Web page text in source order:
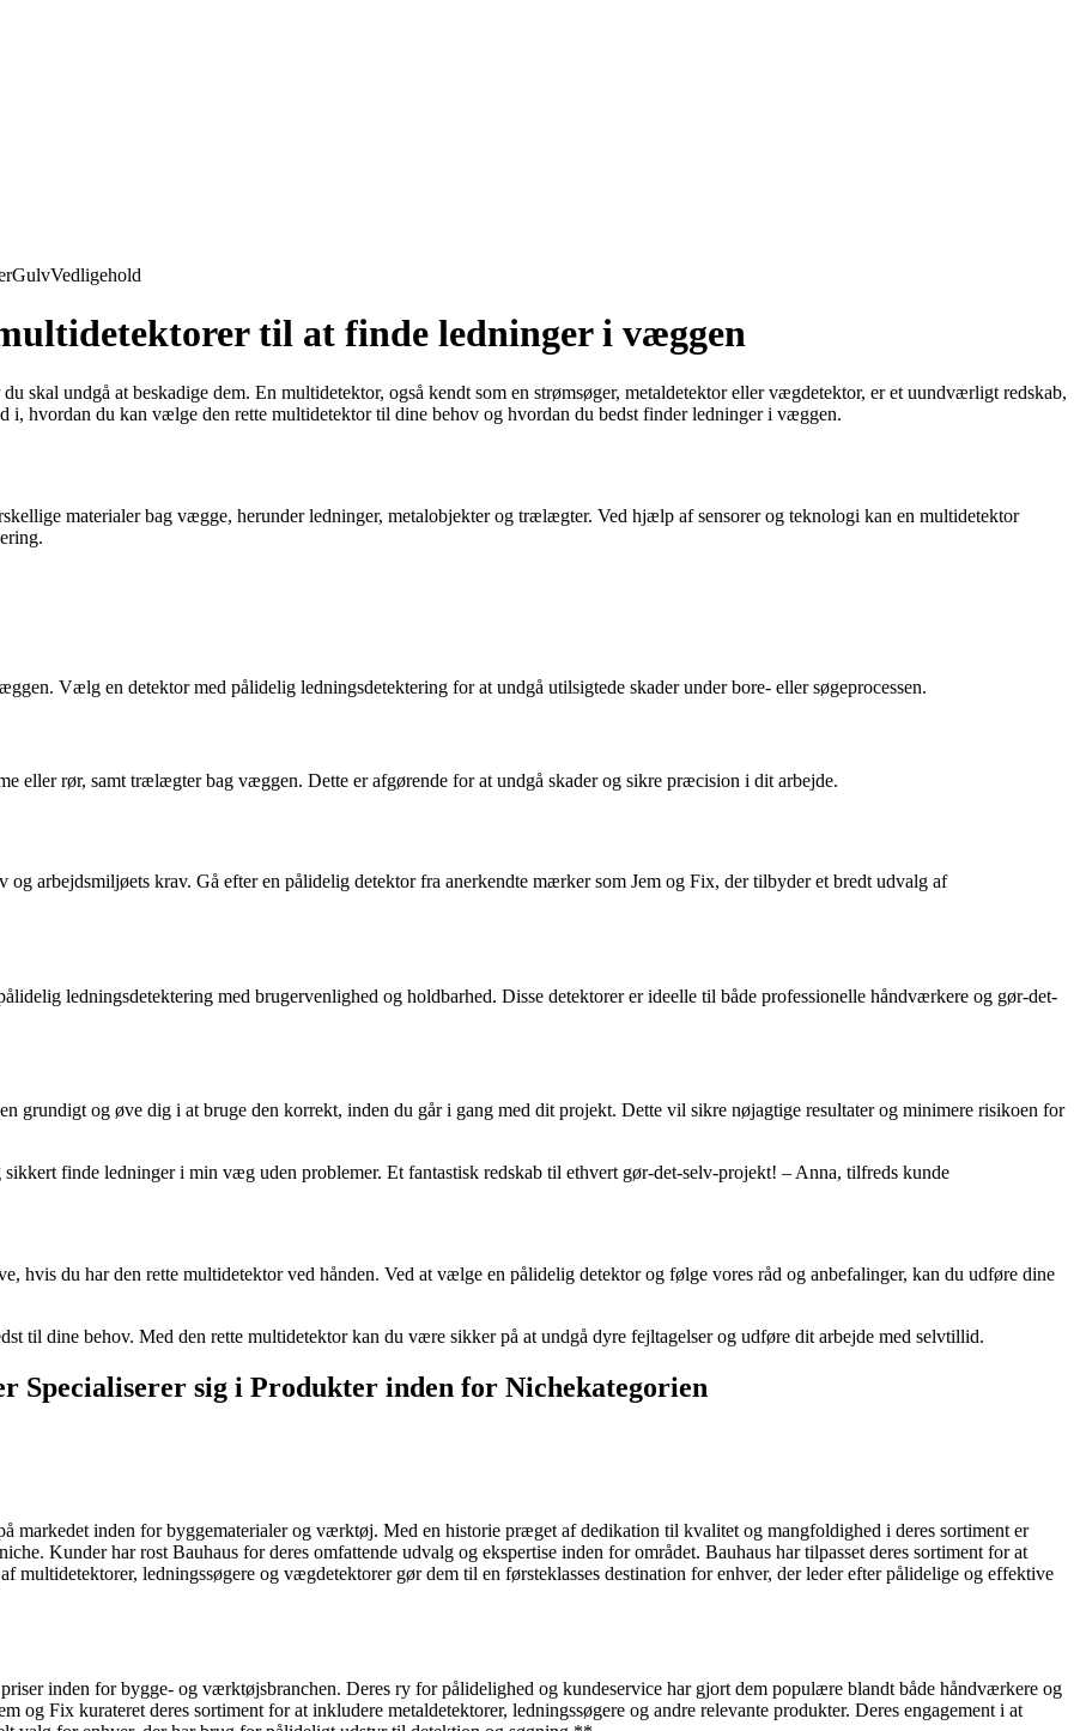
GulvVedligehold
til at finde ledninger i væggen
skal undgå at beskadige dem. En multidetektor, også kendt som en strømsøger, metaldetektor eller vægdetektor, er et uundværligt redskab,
i, hvordan du kan vælge den rette multidetektor til dine behov og hvordan du bedst finder ledninger i væggen.
materialer bag vægge, herunder ledninger, metalobjekter og trælægter. Ved hjælp af sensorer og teknologi kan en multidetektor
Vælg en detektor med pålidelig ledningsdetektering for at undgå utilsigtede skader under bore- eller søgeprocessen.
eller rør, samt trælægter bag væggen. Dette er afgørende for at undgå skader og sikre præcision i dit arbejde.
arbejdsmiljøets krav. Gå efter en pålidelig detektor fra anerkendte mærker som Jem og Fix, der tilbyder et bredt udvalg af
ledningsdetektering med brugervenlighed og holdbarhed. Disse detektorer er ideelle til både professionelle håndværkere og gør-det-
grundigt og øve dig i at bruge den korrekt, inden du går i gang med dit projekt. Dette vil sikre nøjagtige resultater og minimere risikoen for
finde ledninger i min væg uden problemer. Et fantastisk redskab til ethvert gør-det-selv-projekt! – Anna, tilfreds kunde
hvis du har den rette multidetektor ved hånden. Ved at vælge en pålidelig detektor og følge vores råd og anbefalinger, kan du udføre dine
til dine behov. Med den rette multidetektor kan du være sikker på at undgå dyre fejltagelser og udføre dit arbejde med selvtillid.
Specialiserer sig i Produkter inden for Nichekategorien
markedet inden for byggematerialer og værktøj. Med en historie præget af dedikation til kvalitet og mangfoldighed i deres sortiment er
Kunder har rost Bauhaus for deres omfattende udvalg og ekspertise inden for området. Bauhaus har tilpasset deres sortiment for at
multidetektorer, ledningssøgere og vægdetektorer gør dem til en førsteklasses destination for enhver, der leder efter pålidelige og effektive
inden for bygge- og værktøjsbranchen. Deres ry for pålidelighed og kundeservice har gjort dem populære blandt både håndværkere og
og Fix kurateret deres sortiment for at inkludere metaldetektorer, ledningssøgere og andre relevante produkter. Deres engagement i at